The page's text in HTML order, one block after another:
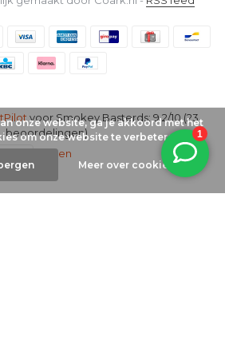
voor Smokey Basterds: 9.2/10 (23
beoordelingen)
onze website, ga je akkoord met het
om onze website te verbeteren.
Meer over cookies »
Sluiten